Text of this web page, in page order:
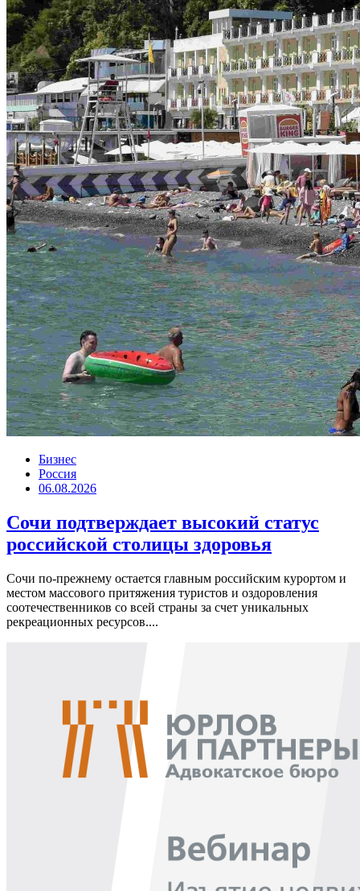
Бизнес
Россия
06.08.2026
Сочи подтверждает высокий статус
российской столицы здоровья
Сочи по-прежнему остается главным российским курортом и
местом массового притяжения туристов и оздоровления
соотечественников со всей страны за счет уникальных
рекреационных ресурсов....